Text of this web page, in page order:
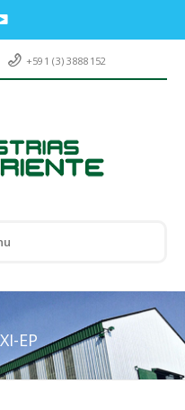
+591 (3) 3888152
EP